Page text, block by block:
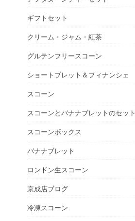
ギフトセット
クリーム・ジャム・紅茶
グルテンフリースコーン
ショートブレット＆フィナンシェ
スコーン
スコーンとバナナブレットのセット
スコーンボックス
バナナブレット
ロンドン生スコーン
京成店ブログ
冷凍スコーン